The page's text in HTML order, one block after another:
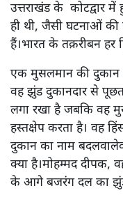
उत्तराखंड के कोटद्वार
ही थी, जैसी घटनाओं
हैं।भारत के तक़रीबन हर
एक मुसलमान की दुकान
वह झुंड दुकानदार से
लगा रखा है जबकि वह
हस्तक्षेप करता है। वह
दुकान का नाम
क्या है।मोहम्मद दीपक,
के आगे बजरंग दल का झुंड